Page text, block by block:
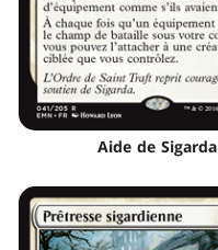
Aide de Sigarda